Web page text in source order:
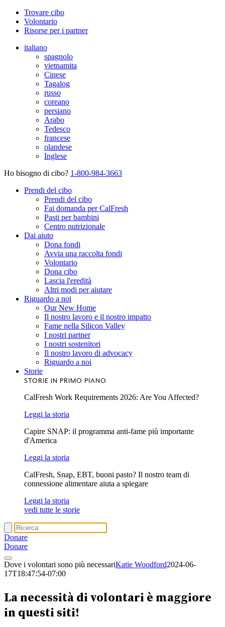
Trovare cibo
Volontario
Risorse per i partner
italiano
spagnolo
vietnamita
Cinese
Tagalog
russo
coreano
persiano
Arabo
Tedesco
francese
olandese
Inglese
Ho bisogno di cibo? 1-800-984-3663
Prendi del cibo
Prendi del cibo
Fai domanda per CalFresh
Pasti per bambini
Centro nutrizionale
Dai aiuto
Dona fondi
Avvia una raccolta fondi
Volontario
Dona cibo
Lascia l'eredità
Altri modi per aiutare
Riguardo a noi
Our New Home
Il nostro lavoro e il nostro impatto
Fame nella Silicon Valley
I nostri partner
I nostri sostenitori
Il nostro lavoro di advocacy
Riguardo a noi
Storie
STORIE IN PRIMO PIANO
CalFresh Work Requirements 2026: Are You Affected?
Leggi la storia
Capire SNAP: il programma anti-fame più importante
d'America
Leggi la storia
CalFresh, Snap, EBT, buoni pasto? Il nostro team di
connessione alimentare aiuta a spiegare
Leggi la storia
vedi tutte le storie
Donare
Donare
Dove i volontari sono più necessariKatie Woodford2024-06-
17T18:47:54-07:00
La necessità di volontari è maggiore
in questi siti!